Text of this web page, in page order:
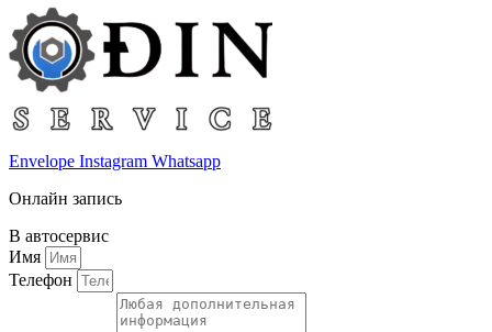
Envelope Instagram Whatsapp
Онлайн запись
В автосервис
Имя
Телефон